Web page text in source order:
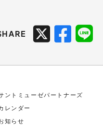
ントミューゼパートナーズ
レンダー
知らせ